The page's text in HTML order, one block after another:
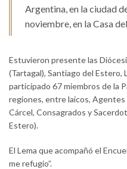
Argentina, en la ciudad
noviembre, en la Casa
Estuvieron presente las
(Tartagal), Santiago del Estero,
participado 67 miembros de la
regiones, entre laicos,
Cárcel, Consagrados y
Estero).
El Lema que acompañó el
me refugio”.